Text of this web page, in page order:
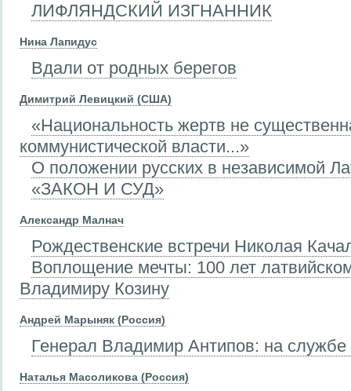
ЛИФЛЯНДСКИЙ ИЗГНАННИК
Нина Лапидус
Вдали от родных берегов
Димитрий Левицкий (США)
«Национальность жертв не
коммунистической власти...»
О положении русских в независимой
«ЗАКОН И СУД»
Александр Малнач
Рождественские встречи Николая
Воплощение мечты: 100 лет
Владимиру Козину
Андрей Марыняк (Россия)
Генерал Владимир Антипов: на службе
Наталья Масоликова (Россия)